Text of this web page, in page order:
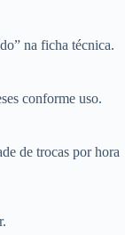
na ficha técnica.
conforme uso.
de trocas por hora